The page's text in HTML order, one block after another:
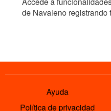
de Navaleno registrando
Ayuda
Política de privacidad